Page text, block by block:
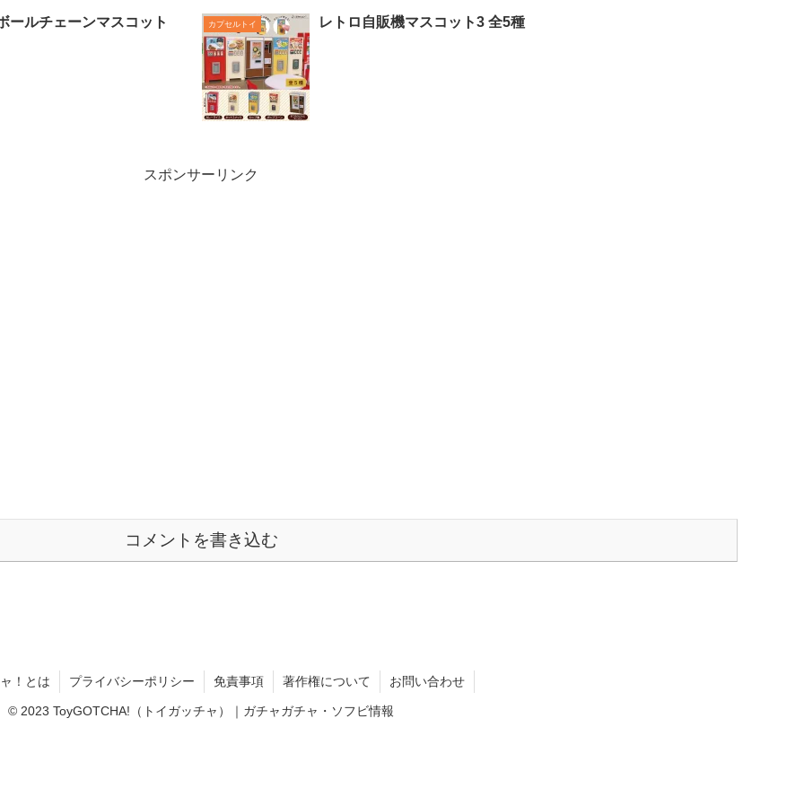
ールチェーンマスコット カプセルトイ レトロ自販機マスコット3 全5種
スポンサーリンク
コメントを書き込む
！とは プライバシーポリシー 免責事項 著作権について お問い合わせ
© 2023 ToyGOTCHA!（トイガッチャ）｜ガチャガチャ・ソフビ情報